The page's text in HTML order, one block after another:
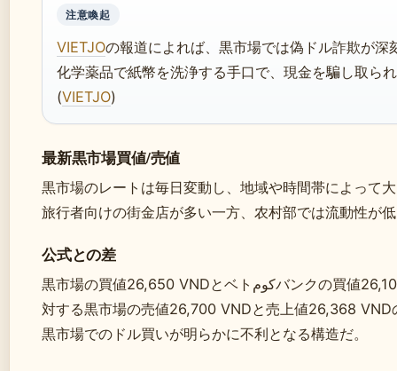
注意喚起
VIETJOの報道によれば、黒市場では偽ドル詐欺が深
化学薬品で紙幣を洗浄する手口で、現金を騙し取ら
(VIETJO)
最新黒市場買値/売値
黒市場のレートは毎日変動し、地域や時間帯によって
旅行者向けの街金店が多い一方、农村部では流動性が
公式との差
黒市場の買値26,650 VNDとベトكومバンクの買値26,108 VNDの差は約542 VND/USD。
対する黒市場の売値26,700 VNDと売上値26,368
黒市場でのドル買いが明らかに不利となる構造だ。